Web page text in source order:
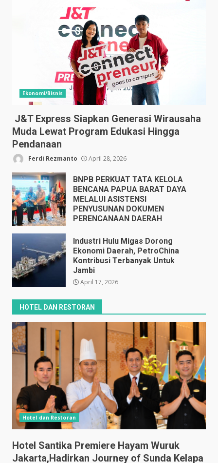
Ekonomi/Bisnis
J&T Express Siapkan Generasi Wirausaha
Muda Lewat Program Edukasi Hingga
Pendanaan
Ferdi Rezmanto April 28, 2026
BNPB PERKUAT TATA KELOLA
BENCANA PAPUA BARAT DAYA
MELALUI ASISTENSI
PENYUSUNAN DOKUMEN
PERENCANAAN DAERAH
Industri Hulu Migas Dorong
Ekonomi Daerah, PetroChina
Kontribusi Terbanyak Untuk
Jambi
April 17, 2026
HOTEL DAN RESTORAN
Hotel dan Restoran
Hotel Santika Premiere Hayam Wuruk
Jakarta,Hadirkan Journey of Sunda Kelapa